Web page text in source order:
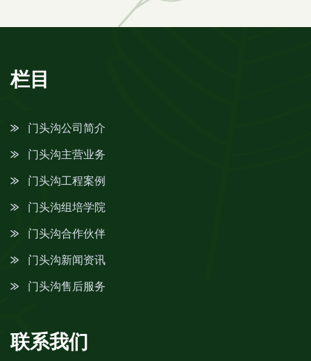
栏目
门头沟公司简介
门头沟主营业务
门头沟工程案例
门头沟组培学院
门头沟合作伙伴
门头沟新闻资讯
门头沟售后服务
联系我们